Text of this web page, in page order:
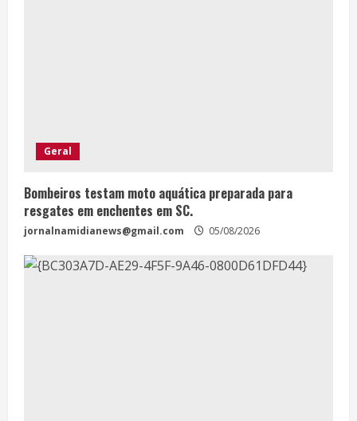
Geral
Bombeiros testam moto aquática preparada para
resgates em enchentes em SC.
jornalnamidianews@gmail.com 05/08/2026